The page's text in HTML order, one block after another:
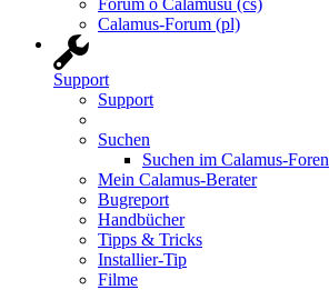
Fórum o Calamusu (cs)
Calamus-Forum (pl)
Support
Support
Suchen
Suchen im Calamus-Foren
Mein Calamus-Berater
Bugreport
Handbücher
Tipps & Tricks
Installier-Tip
Filme